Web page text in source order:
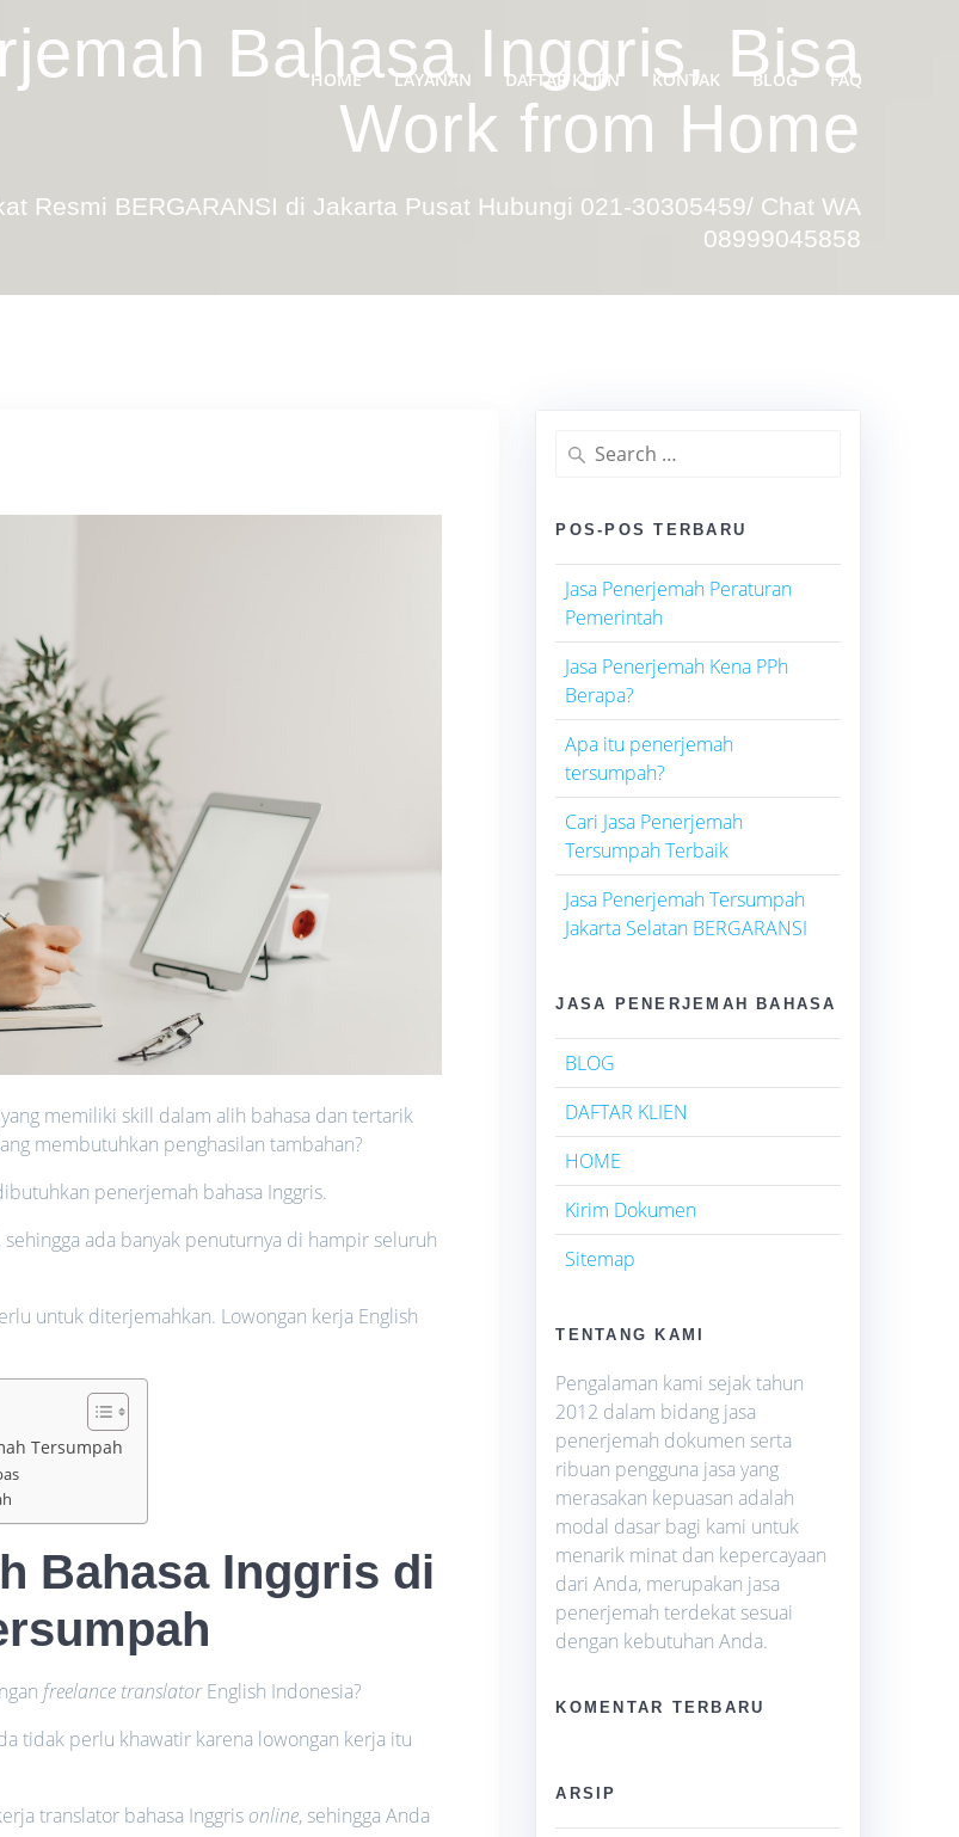
HOME LAYANAN DAFTAR KLIEN KONTAK BLOG FAQ
Bahasa Inggris, Bisa
Work from Home
Resmi BERGARANSI di Jakarta Pusat Hubungi 021-30305459/ Chat WA
08999045858
memiliki skill dalam alih bahasa dan tertarik
membutuhkan penghasilan tambahan?
penerjemah bahasa Inggris.
sehingga ada banyak penuturnya di hampir seluruh
untuk diterjemahkan. Lowongan kerja English
Tersumpah
Bahasa Inggris di
freelance translatorEnglish Indonesia?
tidak perlu khawatir karena lowongan kerja itu
translator bahasa Inggrisonline, sehingga Anda
Search
for:
POS-POS TERBARU
Jasa Penerjemah Peraturan
Pemerintah
Jasa Penerjemah Kena PPh
Berapa?
Apa itu penerjemah
tersumpah?
Cari Jasa Penerjemah
Tersumpah Terbaik
Jasa Penerjemah Tersumpah
Jakarta Selatan BERGARANSI
JASA PENERJEMAH BAHASA
BLOG
DAFTAR KLIEN
HOME
Kirim Dokumen
Sitemap
TENTANG KAMI
Pengalaman kami sejak tahun
2012 dalam bidang jasa
penerjemah dokumen serta
ribuan pengguna jasa yang
merasakan kepuasan adalah
modal dasar bagi kami untuk
menarik minat dan kepercayaan
dari Anda, merupakan jasa
penerjemah terdekat sesuai
dengan kebutuhan Anda.
KOMENTAR TERBARU
ARSIP